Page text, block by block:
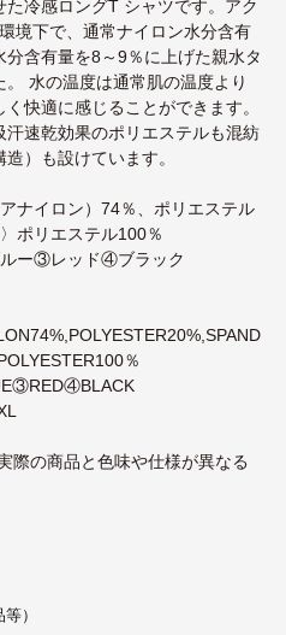
冷感ロングT シャツです。アク
境下で、通常ナイロン水分含有
含有量を8～9％に上げた親水タ
水の温度は通常肌の温度より
快適に感じることができます。
速乾効果のポリエステルも混紡
）も設けています。
ナイロン）74％、ポリエステル
ポリエステル100％
ー③レッド④ブラック
％
際の商品と色味や仕様が異なる
）